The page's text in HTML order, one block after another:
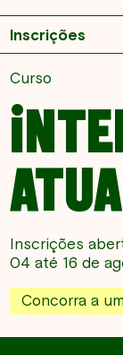
Inscrições
Curso
Inscrições
04 até 16 de
Concorra a